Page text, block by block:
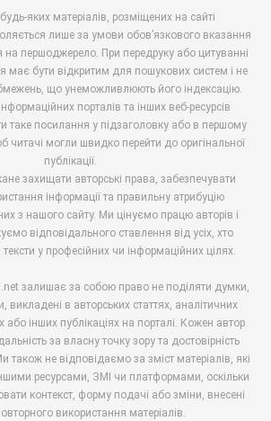
яких матеріалів, розміщених на сайті
лише за умови обов’язкового вказання
на першоджерело. При передруку або цитуванні
має бути відкритим для пошукових систем і не
що унеможливлюють його індексацію.
порталів та інших веб-ресурсів
таке посилання у підзаголовку або в першому
читачі могли швидко перейти до оригінальної
публікації.
захищати авторські права, забезпечувати
інформації та правильну атрибуцію
з нашого сайту. Ми цінуємо працю авторів і
відповідального ставлення від усіх, хто
у професійних чи інформаційних цілях.
залишає за собою право не поділяти думки,
викладені в авторських статтях, аналітичних
або інших публікаціях на порталі. Кожен автор
за власну точку зору та достовірність
також не відповідаємо за зміст матеріалів, які
ресурсами, ЗМІ чи платформами, оскільки
контекст, форму подачі або зміни, внесені
використання матеріалів.